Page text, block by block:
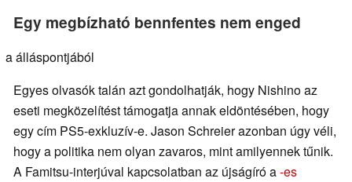
Egy megbízható bennfentes nem enged
a álláspontjából
Egyes olvasók talán azt gondolhatják, hogy Nishino az
eseti megközelítést támogatja annak eldöntésében, hogy
egy cím PS5-exkluzív-e. Jason Schreier azonban úgy véli,
hogy a politika nem olyan zavaros, mint amilyennek tűnik.
A Famitsu-interjúval kapcsolatban az újságíró a-es